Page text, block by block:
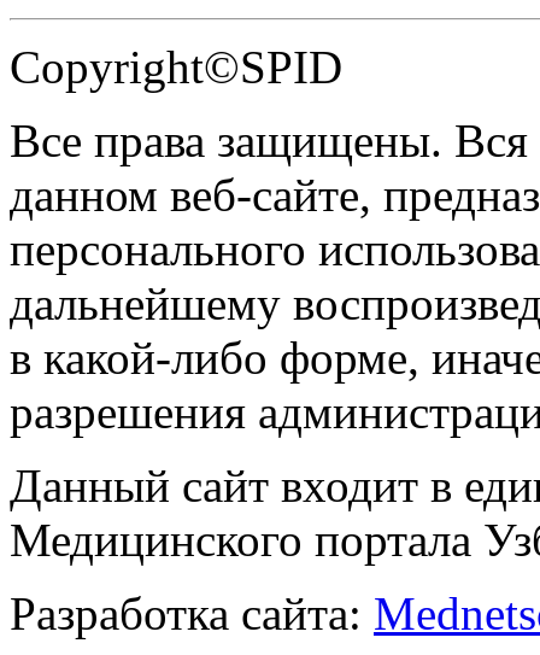
Copyright©SPID
Все права защищены.
данном веб-сайте,
персонального
дальнейшему
в какой-либо форме,
разрешения
Данный сайт входит в
Медицинского портала
Разработка сайта: